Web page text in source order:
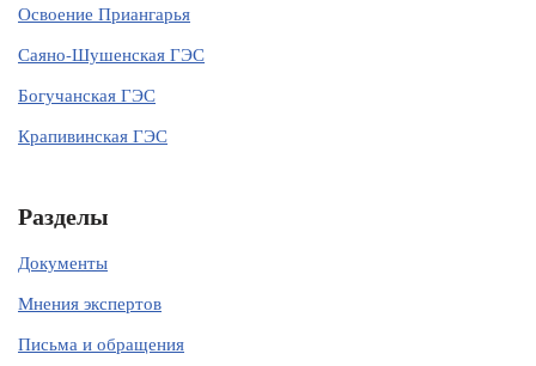
Освоение Приангарья
Саяно-Шушенская ГЭС
Богучанская ГЭС
Крапивинская ГЭС
Разделы
Документы
Мнения экспертов
Письма и обращения